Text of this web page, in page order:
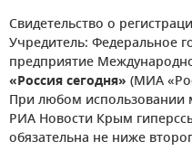
Свидетельство о
Учредитель: Федеральное
предприятие
«Россия сегодня» (МИА
При любом использовании
РИА Новости Крым
обязательна не ниже